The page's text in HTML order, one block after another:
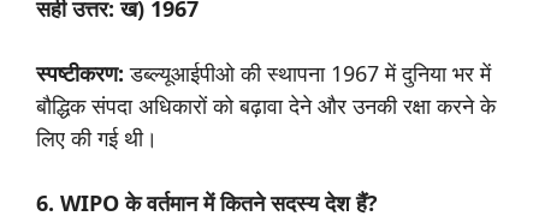
सही उत्तर: ख) 1967
स्पष्टीकरण: डब्ल्यूआईपीओ की स्थापना 1967 में दुनिया भर में
बौद्धिक संपदा अधिकारों को बढ़ावा देने और उनकी रक्षा करने के
लिए की गई थी।
6. WIPO के वर्तमान में कितने सदस्य देश हैं?